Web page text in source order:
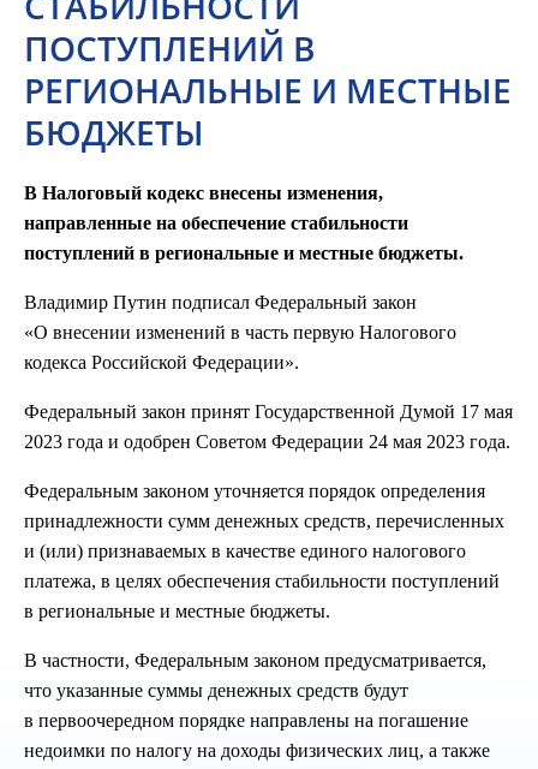
ПОСТУПЛЕНИЙ В
РЕГИОНАЛЬНЫЕ И МЕСТНЫЕ
БЮДЖЕТЫ
В Налоговый кодекс внесены изменения,
направленные на обеспечение стабильности
поступлений в региональные и местные бюджеты.
Владимир Путин подписал Федеральный закон
«О внесении изменений в часть первую Налогового
кодекса Российской Федерации».
Федеральный закон принят Государственной Думой 17 мая
2023 года и одобрен Советом Федерации 24 мая 2023 года.
Федеральным законом уточняется порядок определения
принадлежности сумм денежных средств, перечисленных
и (или) признаваемых в качестве единого налогового
платежа, в целях обеспечения стабильности поступлений
в региональные и местные бюджеты.
В частности, Федеральным законом предусматривается,
что указанные суммы денежных средств будут
в первоочередном порядке направлены на погашение
недоимки по налогу на доходы физических лиц, а также